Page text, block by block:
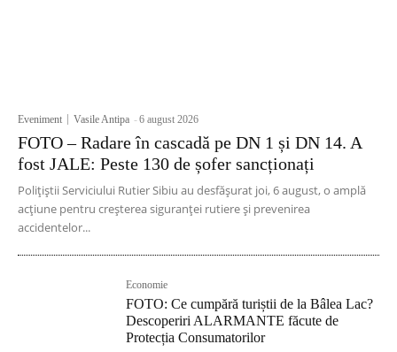
Eveniment Vasile Antipa -6 august 2026
FOTO – Radare în cascadă pe DN 1 și DN 14. A
fost JALE: Peste 130 de șofer sancționați
Polițiștii Serviciului Rutier Sibiu au desfășurat joi, 6 august, o amplă
acțiune pentru creșterea siguranței rutiere și prevenirea
accidentelor...
Economie
FOTO: Ce cumpără turiștii de la Bâlea Lac?
Descoperiri ALARMANTE făcute de
Protecția Consumatorilor